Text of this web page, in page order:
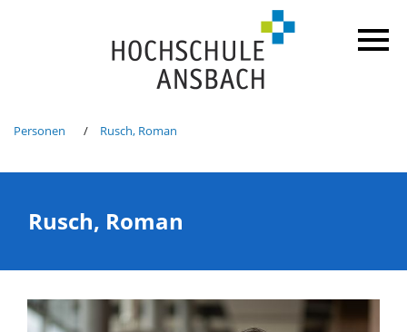
Personen Rusch, Roman
Rusch, Roman